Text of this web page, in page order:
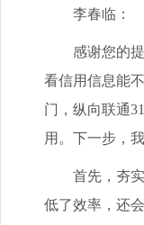
李春临：
感谢您的提
看信用信息能
门，纵向联通
用。下一步，
首先，夯实
低了效率，还